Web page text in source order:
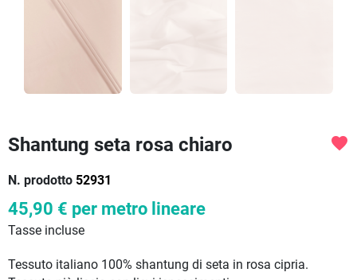
Shantung seta rosa chiaro
N. prodotto 52931
favorite
45,90 € per metro lineare
Tasse incluse
Tessuto italiano 100% shantung di seta in rosa cipria.